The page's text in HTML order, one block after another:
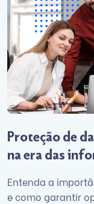
Proteção de
na era das
Entenda a
e como garantir